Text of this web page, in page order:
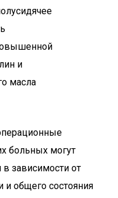
и
масла
больных могут
в зависимости от
и общего состояния